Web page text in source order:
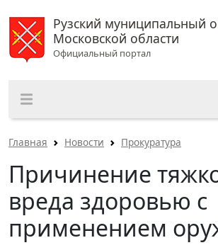
Рузский муниципальный
Московской области
Официальный портал
Главная Новости Прокуратура
Причинение
вреда здоровью с
применением